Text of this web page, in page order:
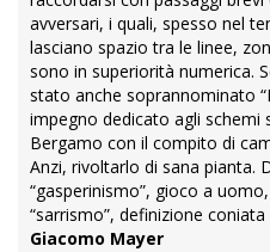
avversari, i quali, spesso nel
lasciano spazio tra le linee,
sono in superiorità numerica.
stato anche soprannominato
impegno dedicato agli schemi
Bergamo con il compito di
Anzi, rivoltarlo di sana pianta.
“gasperinismo”, gioco a
“sarrismo”, definizione
Giacomo Mayer